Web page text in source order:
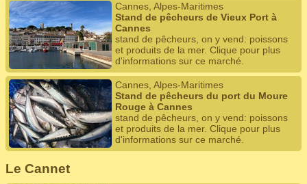
Cannes, Alpes-Maritimes
Stand de pêcheurs de Vieux Port à
Cannes
stand de pêcheurs, on y vend: poissons
et produits de la mer. Clique pour plus
d'informations sur ce marché.
Cannes, Alpes-Maritimes
Stand de pêcheurs du port du Moure
Rouge à Cannes
stand de pêcheurs, on y vend: poissons
et produits de la mer. Clique pour plus
d'informations sur ce marché.
Le Cannet